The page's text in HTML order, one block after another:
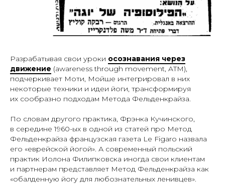
Разрабатывая свои уроки осознавания через
движение (awareness through movement, ATM),
подчеркивает Моти, Мойше интегрировал в них
некоторые техники и идеи йоги, трансформируя
их сообразно подходам Метода Фельденкрайза.
По словам другого практика, Фрэнка Кучинского,
в середине 1960-ых в одной из статей про Метод
Фельденкрайза французская газета Le Figaro назвала
его «еврейской йогой». А современный польский
практик Иолона Филипковска иногда свои клиентам
и партнерам представляет Метод Фельденкрайза как
«обалденную йогу для любознательных ленивцев».